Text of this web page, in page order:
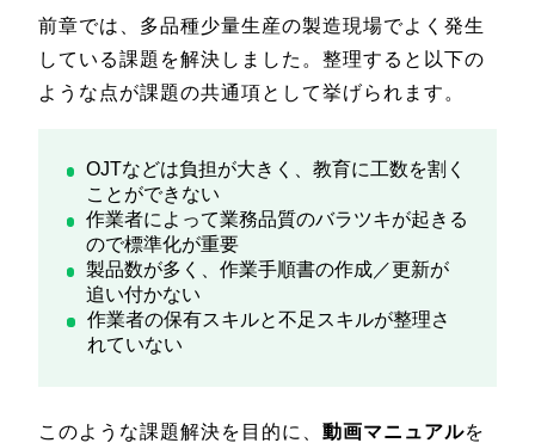
前章では、多品種少量生産の製造現場でよく発生
している課題を解決しました。整理すると以下の
ような点が課題の共通項として挙げられます。
OJTなどは負担が大きく、教育に工数を割く
ことができない
作業者によって業務品質のバラツキが起きる
ので標準化が重要
製品数が多く、作業手順書の作成／更新が
追い付かない
作業者の保有スキルと不足スキルが整理さ
れていない
このような課題解決を目的に、 動画マニュアルを